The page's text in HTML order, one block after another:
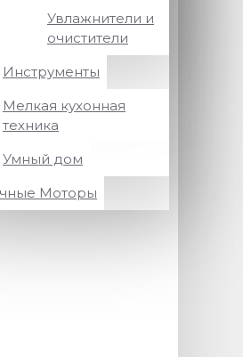
Увлажнители и
очистители
Инструменты
Мелкая кухонная
техника
Умный дом
Моторы